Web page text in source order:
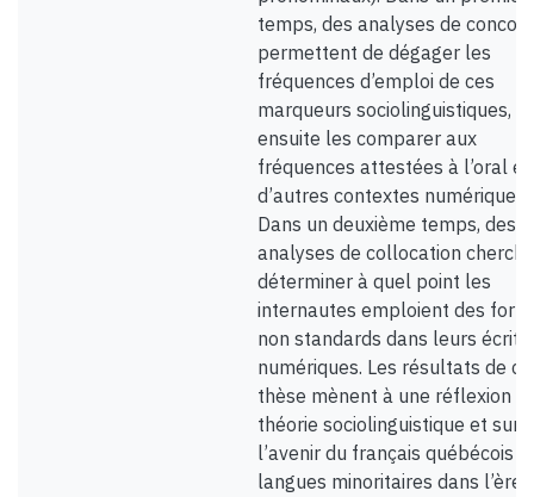
temps, des analyses de
permettent de dégager les
fréquences d’emploi de ces
marqueurs sociolinguistiques,
ensuite les comparer aux
fréquences attestées à l’oral
d’autres contextes numériques.
Dans un deuxième temps, des
analyses de collocation
déterminer à quel point les
internautes emploient des
non standards dans leurs écrits
numériques. Les résultats de
thèse mènent à une réflexion
théorie sociolinguistique et sur
l’avenir du français québécois
langues minoritaires dans l’ère